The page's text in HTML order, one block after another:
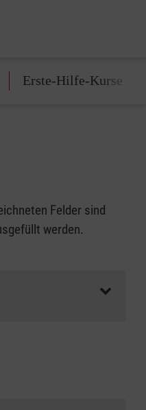
Erste-Hilfe-Kurse
Felder sind
werden.